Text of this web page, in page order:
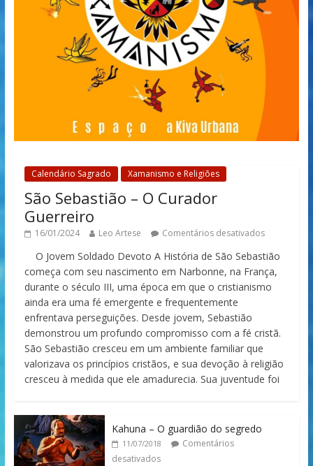
Calendário Sagrado Xamanismo e Religiões
São Sebastião – O Curador
Guerreiro
16/01/2024 Leo Artese Comentários desativados
O Jovem Soldado Devoto A História de São Sebastião
começa com seu nascimento em Narbonne, na França,
durante o século III, uma época em que o cristianismo
ainda era uma fé emergente e frequentemente
enfrentava perseguições. Desde jovem, Sebastião
demonstrou um profundo compromisso com a fé cristã.
São Sebastião cresceu em um ambiente familiar que
valorizava os princípios cristãos, e sua devoção à religião
cresceu à medida que ele amadurecia. Sua juventude foi
Kahuna – O guardião do segredo
11/07/2018
Comentários
desativados